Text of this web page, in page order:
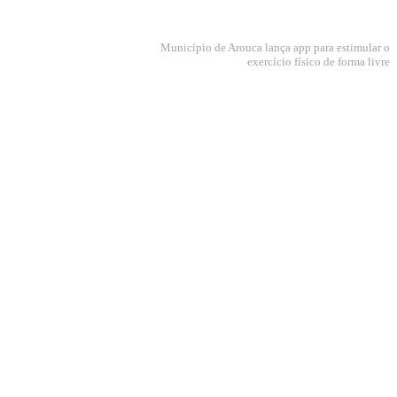
Município de Arouca lança app para estimular o
exercício físico de forma livre